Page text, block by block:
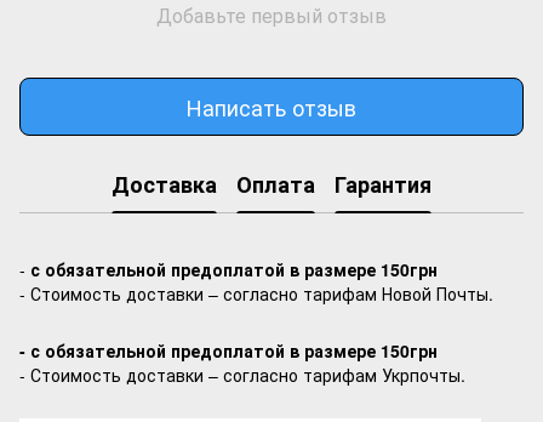
Добавьте первый отзыв
Написать отзыв
Доставка Оплата Гарантия
- с обязательной предоплатой в размере 150грн
- Стоимость доставки – согласно тарифам Новой Почты.
- с обязательной предоплатой в размере 150грн
- Стоимость доставки – согласно тарифам Укрпочты.